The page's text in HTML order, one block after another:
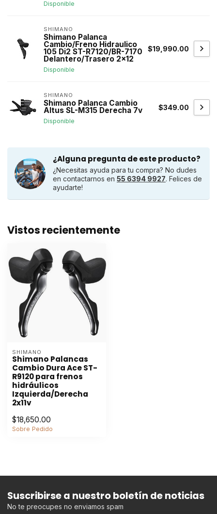
Disponible
SHIMANO
Shimano Palanca
Cambio/Freno Hidraulico
105 Di2 ST-R7120/BR-7170
Delantero/Trasero 2x12
Disponible
$19,990.00
SHIMANO
Shimano Palanca Cambio
Altus SL-M315 Derecha 7v
Disponible
$349.00
¿Alguna pregunta de este producto?
¿Necesitas ayuda para tu compra? No dudes
en contactarnos en 55 6394 9927. Felices de
ayudarte!
Vistos recientemente
SHIMANO
Shimano Palancas
Cambio Dura Ace ST-
R9120 para frenos
hidráulicos
Izquierda/Derecha
2x11v
$18,650.00
Sobre Pedido
Suscribirse a nuestro boletín de noticias
No te preocupes no enviamos spam